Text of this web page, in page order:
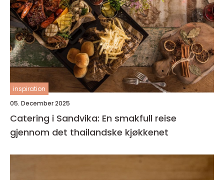
inspiration
05. December 2025
Catering i Sandvika: En smakfull reise
gjennom det thailandske kjøkkenet